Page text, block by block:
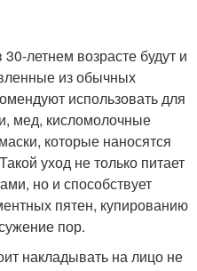
летнем возрасте будут и
из обычных
использовать для
мед, кисломолочные
которые наносятся
уход не только питает
но и способствует
пятен, купированию
пор.
накладывать на лицо не